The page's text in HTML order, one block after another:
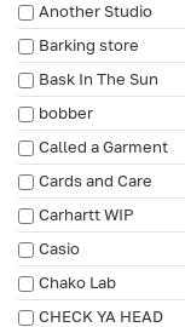
Another Studio
Barking store
Bask In The Sun
bobber
Called a Garment
Cards and Care
Carhartt WIP
Casio
Chako Lab
CHECK YA HEAD